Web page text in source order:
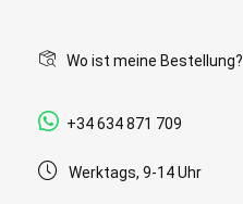
Wo ist meine Bestellung?
+34 634 871 709
Werktags, 9-14 Uhr